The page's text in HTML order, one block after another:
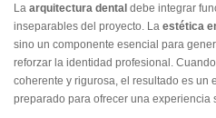
La arquitectura dental debe integrar
inseparables del proyecto. La estética
sino un componente esencial para
reforzar la identidad profesional.
coherente y rigurosa, el resultado es un
preparado para ofrecer una experiencia